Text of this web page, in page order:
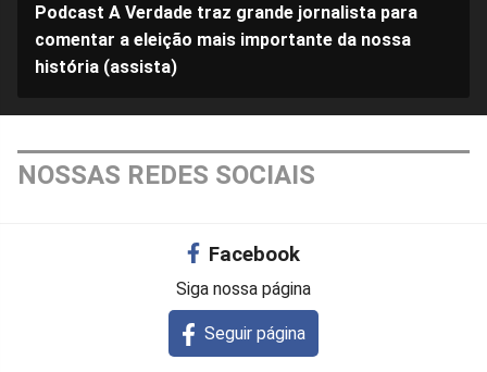
Podcast A Verdade traz grande jornalista para
comentar a eleição mais importante da nossa
história (assista)
NOSSAS REDES SOCIAIS
Facebook
Siga nossa página
Seguir página